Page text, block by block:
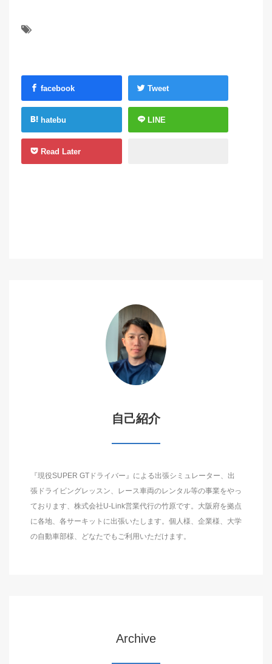
facebook Tweet
hatebu LINE
Read Later
自己紹介
『現役SUPER GTドライバー』による出張シミュレーター、出
張ドライビングレッスン、レース車両のレンタル等の事業をやっ
ております、株式会社U-Link営業代行の竹原です。大阪府を拠点
に各地、各サーキットに出張いたします。個人様、企業様、大学
の自動車部様、どなたでもご利用いただけます。
Archive